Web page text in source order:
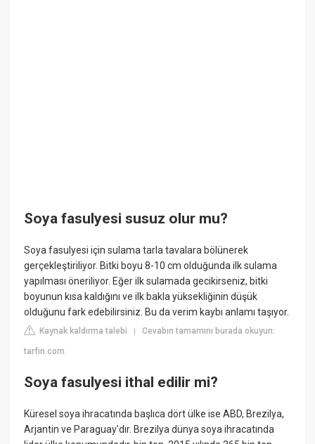
Soya fasulyesi susuz olur mu?
Soya fasulyesi için sulama tarla tavalara bölünerek
gerçekleştiriliyor. Bitki boyu 8-10 cm olduğunda ilk sulama
yapılması öneriliyor. Eğer ilk sulamada gecikirseniz, bitki
boyunun kısa kaldığını ve ilk bakla yüksekliğinin düşük
olduğunu fark edebilirsiniz. Bu da verim kaybı anlamı taşıyor.
Kaynak kaldırma talebi |Cevabın tamamını burada okuyun:
tarfin.com
Soya fasulyesi ithal edilir mi?
Küresel soya ihracatında başlıca dört ülke ise ABD, Brezilya,
Arjantin ve Paraguay'dır. Brezilya dünya soya ihracatında